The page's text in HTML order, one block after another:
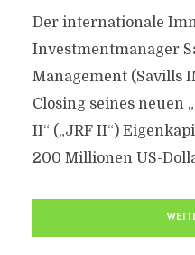
Der internationale
Investmentmanager
Management (Savills
Closing seines neuen
II“ („JRF II“)
200 Millionen US-